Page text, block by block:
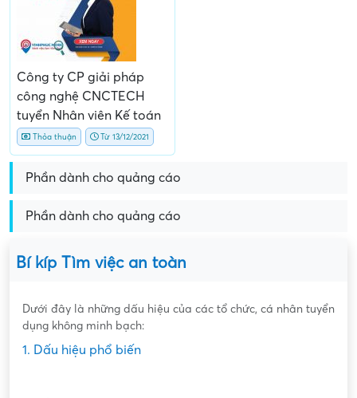
Công ty CP giải pháp
công nghệ CNCTECH
tuyển Nhân viên Kế toán
Thỏa thuận Từ 13/12/2021
Phần dành cho quảng cáo
Phần dành cho quảng cáo
Bí kíp Tìm việc an toàn
Dưới đây là những dấu hiệu của các tổ chức, cá nhân tuyển
dụng không minh bạch:
1. Dấu hiệu phổ biến